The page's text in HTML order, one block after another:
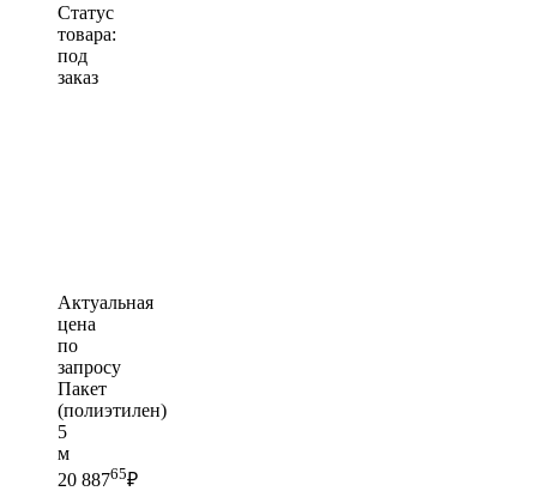
Статус
товара:
под
заказ
Актуальная
цена
по
запросу
Пакет
(полиэтилен)
5
м
20 88765₽